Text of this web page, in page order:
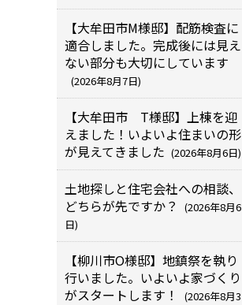
【大牟田市M様邸】配筋検査に
適合しました。完成後には見え
ない部分も大切にしています
(2026年8月7日)
【大牟田市 T様邸】上棟を迎
えました！いよいよ住まいの形
が見えてきました (2026年8月6日)
土地探しと住宅会社への相談、
どちらが先ですか？
(2026年8月6
日)
【柳川市O様邸】地鎮祭を執り
行いました。いよいよ家づくり
がスタートします！
(2026年8月3